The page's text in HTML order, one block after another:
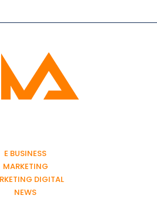
E BUSINESS
MARKETING
DIGITAL
NEWS